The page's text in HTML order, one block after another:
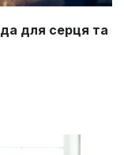
для серця та